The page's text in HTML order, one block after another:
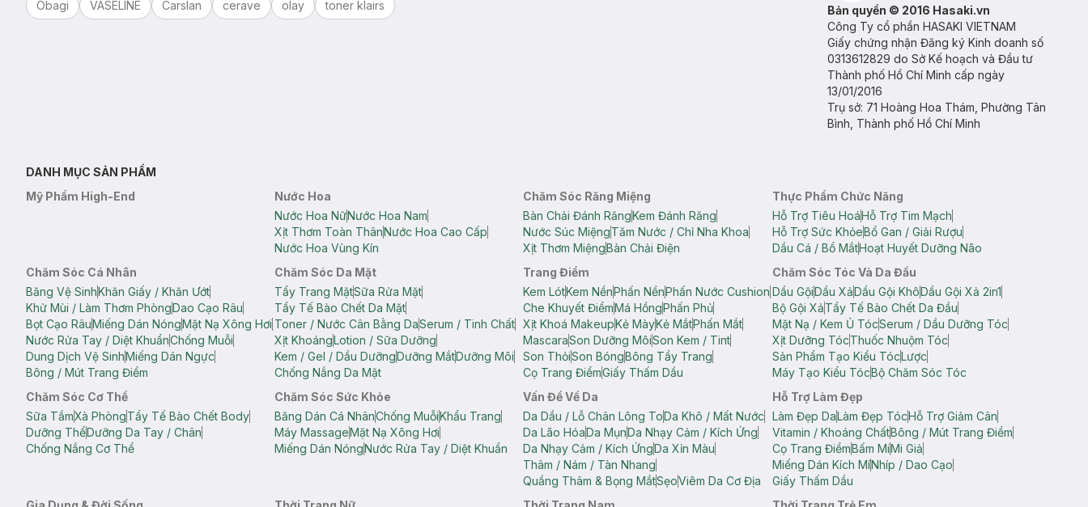
Obagi
VASELINE Carslan cerave olay toner klairs
Bản quyền © 2016 Hasaki.vn
Công Ty cổ phần HASAKI VIETNAM
Giấy chứng nhận Đăng ký Kinh doanh số
0313612829 do Sở Kế hoạch và Đầu tư
Thành phố Hồ Chí Minh cấp ngày
13/01/2016
Trụ sở: 71 Hoàng Hoa Thám, Phường Tân
Bình, Thành phố Hồ Chí Minh
DANH MỤC SẢN PHẨM
Mỹ Phẩm High-End
Nước Hoa
Nước Hoa NữNước Hoa Nam
Xịt Thơm Toàn ThânNước Hoa Cao Cấp
Nước Hoa Vùng Kín
Chăm Sóc Răng Miệng
Bàn Chải Đánh RăngKem Đánh Răng
Nước Súc MiệngTăm Nước / Chỉ Nha Khoa
Xịt Thơm MiệngBàn Chải Điện
Thực Phẩm Chức Năng
Hỗ Trợ Tiêu HoáHỗ Trợ Tim Mạch
Hỗ Trợ Sức KhỏeBổ Gan / Giải Rượu
Dầu Cá / Bổ MắtHoạt Huyết Dưỡng Não
Chăm Sóc Cá Nhân
Băng Vệ SinhKhăn Giấy / Khăn Ướt
Khử Mùi / Làm Thơm PhòngDao Cạo Râu
Bọt Cạo RâuMiếng Dán NóngMặt Nạ Xông Hơi
Nước Rửa Tay / Diệt KhuẩnChống Muỗi
Dung Dịch Vệ SinhMiếng Dán Ngực
Bông / Mút Trang Điểm
Chăm Sóc Da Mặt
Tẩy Trang MặtSữa Rửa Mặt
Tẩy Tế Bào Chết Da Mặt
Toner / Nước Cân Bằng DaSerum / Tinh Chất
Xịt KhoángLotion / Sữa Dưỡng
Kem / Gel / Dầu DưỡngDưỡng MắtDưỡng Môi
Chống Nắng Da Mặt
Trang Điểm
Kem LótKem NềnPhấn NềnPhấn Nước Cushion
Che Khuyết ĐiểmMá HồngPhấn Phủ
Xịt Khoá MakeupKẻ MàyKẻ MắtPhấn Mắt
MascaraSon Dưỡng MôiSon Kem / Tint
Son ThỏiSon BóngBông Tẩy Trang
Cọ Trang ĐiểmGiấy Thấm Dầu
Chăm Sóc Tóc Và Da Đầu
Dầu GộiDầu XảDầu Gội KhôDầu Gội Xả 2in1
Bộ Gội XảTẩy Tế Bào Chết Da Đầu
Mặt Nạ / Kem Ủ TócSerum / Dầu Dưỡng Tóc
Xịt Dưỡng TócThuốc Nhuộm Tóc
Sản Phẩm Tạo Kiểu TócLược
Máy Tạo Kiểu TócBộ Chăm Sóc Tóc
Chăm Sóc Cơ Thể
Sữa TắmXà PhòngTẩy Tế Bào Chết Body
Dưỡng ThểDưỡng Da Tay / Chân
Chống Nắng Cơ Thể
Chăm Sóc Sức Khỏe
Băng Dán Cá NhânChống MuỗiKhẩu Trang
Máy MassageMặt Nạ Xông Hơi
Miếng Dán NóngNước Rửa Tay / Diệt Khuẩn
Vấn Đề Về Da
Da Dầu / Lỗ Chân Lông ToDa Khô / Mất Nước
Da Lão HóaDa MụnDa Nhạy Cảm / Kích Ứng
Da Nhạy Cảm / Kích ỨngDa Xỉn Màu
Thâm / Nám / Tàn Nhang
Quầng Thâm & Bọng MắtSẹoViêm Da Cơ Địa
Hỗ Trợ Làm Đẹp
Làm Đẹp DaLàm Đẹp TócHỗ Trợ Giảm Cân
Vitamin / Khoáng ChấtBông / Mút Trang Điểm
Cọ Trang ĐiểmBấm MiMi Giả
Miếng Dán Kích MíNhíp / Dao Cạo
Giấy Thấm Dầu